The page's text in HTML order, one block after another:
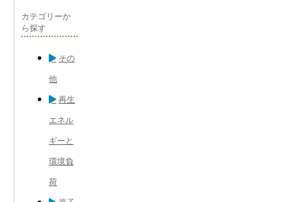
カテゴリーか
ら探す
その
他
再生
エネル
ギーと
環境負
荷